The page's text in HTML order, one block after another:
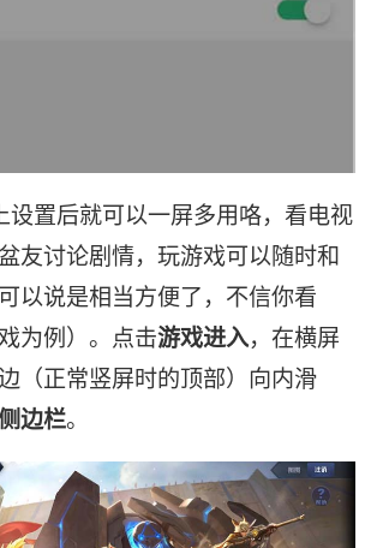
设置后就可以一屏多用咯，看电视
友讨论剧情，玩游戏可以随时和
以说是相当方便了，不信你看
为例）。点击游戏进入，在横屏
（正常竖屏时的顶部）向内滑
边栏。